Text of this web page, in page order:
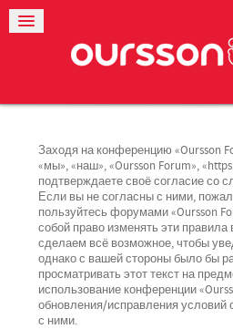
Заходя на конференцию «Oursson
«мы», «наш», «Oursson Forum»,
подтверждаете своё согласие со
Если вы не согласны с ними,
пользуйтесь форумами «Oursson
собой право изменять эти
сделаем всё возможное, чтобы
однако с вашей стороны было бы
просматривать этот текст на
использование конференции
обновления/исправления условий
с ними.